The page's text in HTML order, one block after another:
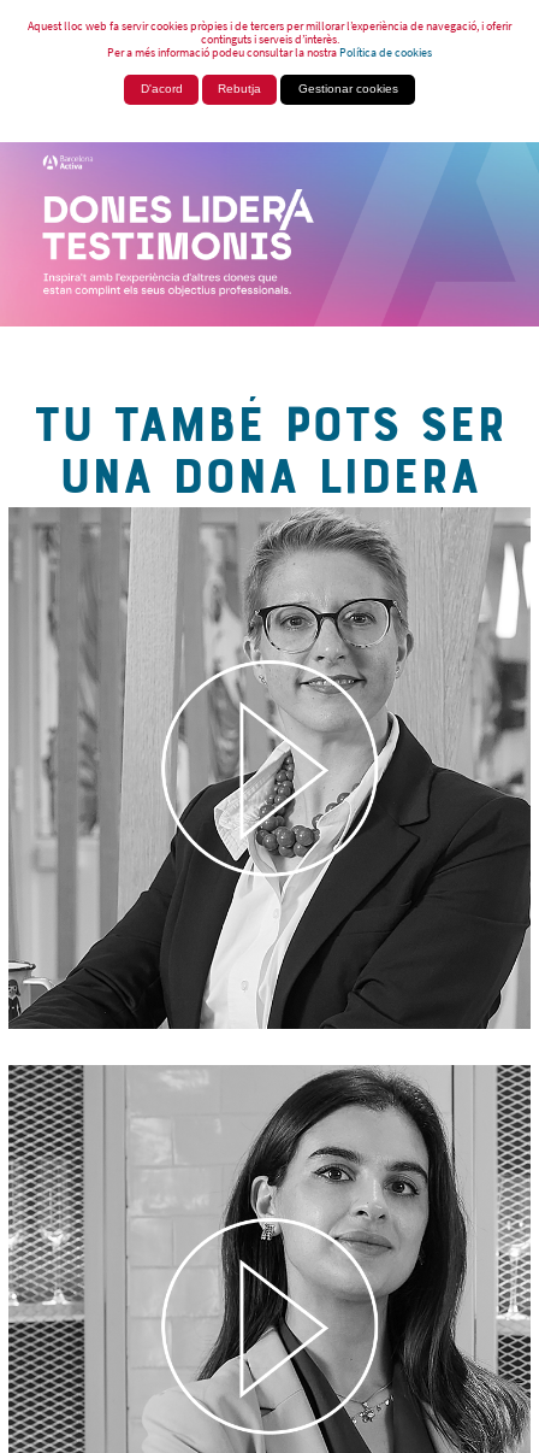
Aquest lloc web fa servir cookies pròpies i de tercers per millorar l’experiència de navegació, i oferir
continguts i serveis d’interès.
Per a més informació podeu consultar la nostraPolítica de cookies
D'acord Rebutja Gestionar cookies
TU TAMBÉ POTS SER
UNA DONA LIDERA